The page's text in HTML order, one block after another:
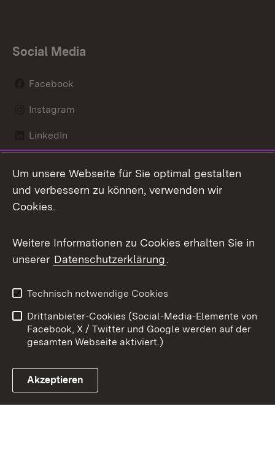
Social Media
Facebook
Instagram
LinkedIn
X / Twitter
Youtube
Link zum Landesportal
Kontakt
Datenschutz
Barrierefreiheit
Impressum
Cookies
Um unsere Webseite für Sie optimal gestalten
und verbessern zu können, verwenden wir
Cookies.
Weitere Informationen zu Cookies erhalten Sie in
unserer Datenschutzerklärung.
Technisch notwendige Cookies
Drittanbieter-Cookies (Social-Media-Elemente von
Facebook, X / Twitter und Google werden auf der
gesamten Webseite aktiviert.)
Akzeptieren